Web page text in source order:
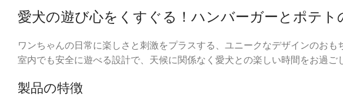
愛犬の遊び心をくすぐる！ハンバーガーとポテト
ワンちゃんの日常に楽しさと刺激をプラスする、ユニークなデザインのお
室内でも安全に遊べる設計で、天候に関係なく愛犬との楽しい時間をお過ご
製品の特徴